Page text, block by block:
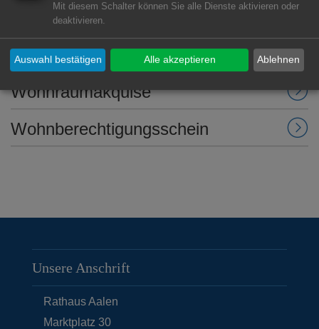
„Aalener Modell“
Geförderter Wohnungsbau
Wohnraumakquise
Wohnberechtigungsschein
Unsere Anschrift
Rathaus Aalen
Marktplatz 30
Mit diesem Schalter können Sie alle Dienste aktivieren oder
deaktivieren.
Ablehnen
Auswahl bestätigen Alle akzeptieren